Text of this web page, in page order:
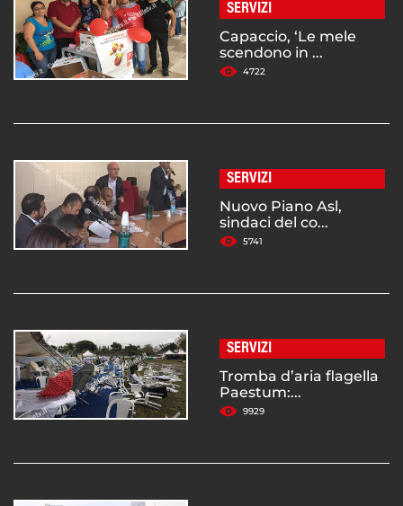
SERVIZI
Capaccio, ‘Le mele
scendono in ...
4722
SERVIZI
Nuovo Piano Asl,
sindaci del co...
5741
SERVIZI
Tromba d’aria flagella
Paestum:...
9929